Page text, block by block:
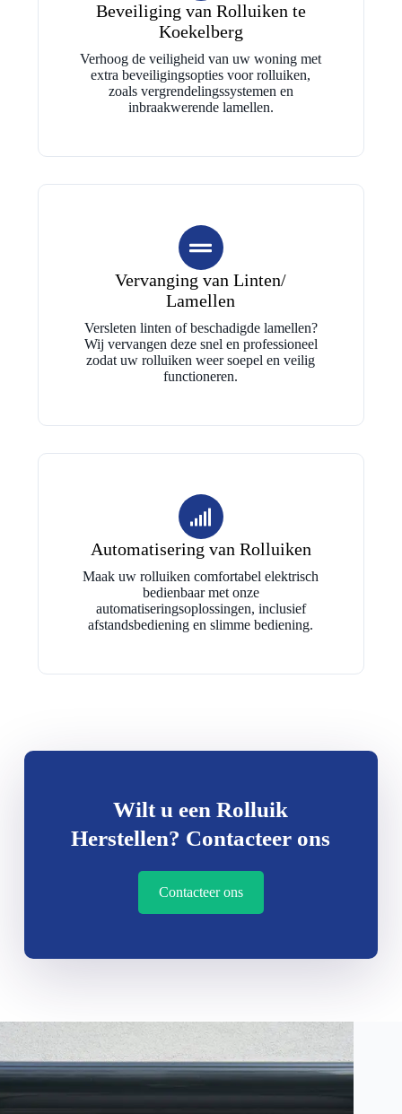
Beveiliging van Rolluiken te
Koekelberg
Verhoog de veiligheid van uw woning met
extra beveiligingsopties voor rolluiken,
zoals vergrendelingssystemen en
inbraakwerende lamellen.
Vervanging van Linten/
Lamellen
Versleten linten of beschadigde lamellen?
Wij vervangen deze snel en professioneel
zodat uw rolluiken weer soepel en veilig
functioneren.
Automatisering van Rolluiken
Maak uw rolluiken comfortabel elektrisch
bedienbaar met onze
automatiseringsoplossingen, inclusief
afstandsbediening en slimme bediening.
Wilt u een Rolluik
Herstellen? Contacteer ons
Contacteer ons